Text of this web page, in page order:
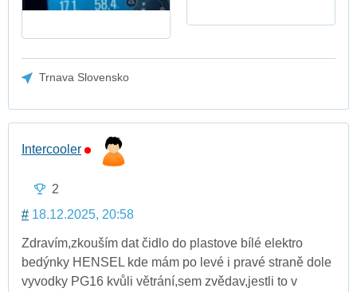
Trnava Slovensko
Intercooler
2
# 18.12.2025, 20:58
Zdravím,zkouším dat čidlo do plastove bílé elektro
bedýnky HENSEL kde mám po levé i pravé straně dole
vyvodky PG16 kvůli větrání,sem zvědav,jestli to v